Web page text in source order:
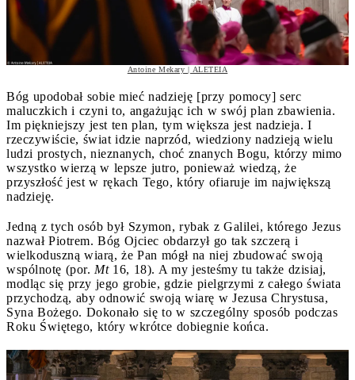
Antoine Mekary | ALETEIA
Bóg upodobał sobie mieć nadzieję [przy pomocy] serc
maluczkich i czyni to, angażując ich w swój plan zbawienia.
Im piękniejszy jest ten plan, tym większa jest nadzieja. I
rzeczywiście, świat idzie naprzód, wiedziony nadzieją wielu
ludzi prostych, nieznanych, choć znanych Bogu, którzy mimo
wszystko wierzą w lepsze jutro, ponieważ wiedzą, że
przyszłość jest w rękach Tego, który ofiaruje im największą
nadzieję.
Jedną z tych osób był Szymon, rybak z Galilei, którego Jezus
nazwał Piotrem. Bóg Ojciec obdarzył go tak szczerą i
wielkoduszną wiarą, że Pan mógł na niej zbudować swoją
wspólnotę (por. Mt16, 18). A my jesteśmy tu także dzisiaj,
modląc się przy jego grobie, gdzie pielgrzymi z całego świata
przychodzą, aby odnowić swoją wiarę w Jezusa Chrystusa,
Syna Bożego. Dokonało się to w szczególny sposób podczas
Roku Świętego, który wkrótce dobiegnie końca.